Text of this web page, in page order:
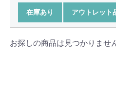
在庫あり アウトレット
お探しの商品は見つかりませ